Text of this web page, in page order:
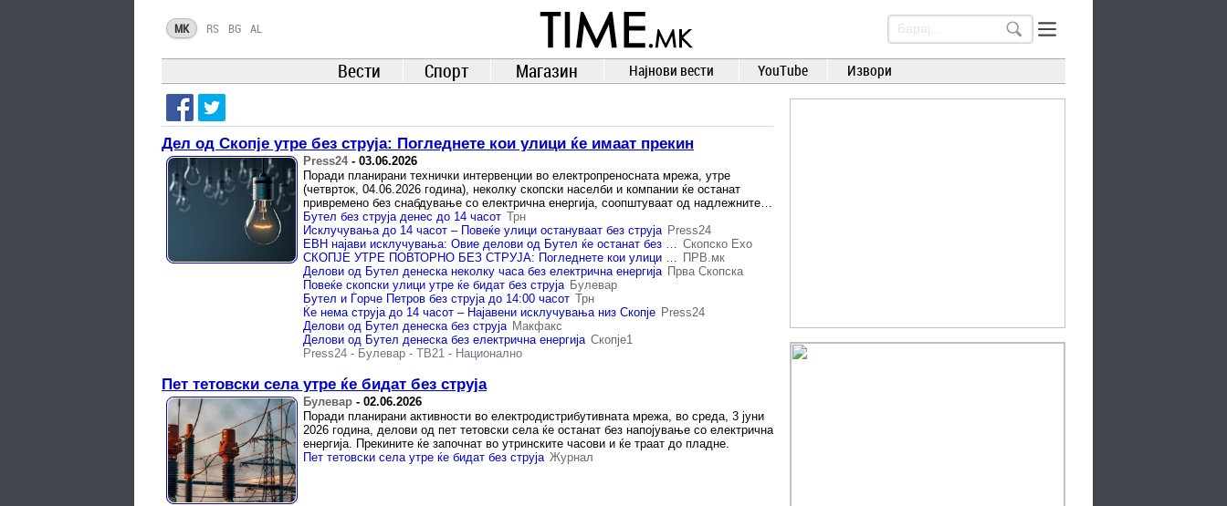
TIME.mk
ВЕСТИ
NEWS
MK RS BG AL
Вести Спорт Магазин Најнови вести YouTube Извори
Дел од Скопје утре без струја: Погледнете кои улици ќе имаат прекин
Press24- 03.06.2026
Поради планирани технички интервенции во електропреносната мрежа, утре
(четврток, 04.06.2026 година), неколку скопски населби и компании ќе останат
привремено без снабдување со електрична енергија, соопштуваат од надлежните…
Бутел без струја денес до 14 часот Трн
Исклучувања до 14 часот – Повеќе улици остануваат без струја Press24
ЕВН најави исклучувања: Овие делови од Бутел ќе останат без струја Скопско Ехо
СКОПЈЕ УТРЕ ПОВТОРНО БЕЗ СТРУЈА: Погледнете кои улици ќе имаат прекин! ПРВ.мк
Делови од Бутел денеска неколку часа без електрична енергија Прва Скопска
Повеќе скопски улици утре ќе бидат без струја Булевар
Бутел и Ѓорче Петров без струја до 14:00 часот Трн
Ќе нема струја до 14 часот – Најавени исклучувања низ Скопје Press24
Делови од Бутел денеска без струја Макфакс
Делови од Бутел денеска без електрична енергија Скопје1
Press24 - Булевар - ТВ21 - Национално
Пет тетовски села утре ќе бидат без струја
Булевар - 02.06.2026
Поради планирани активности во електродистрибутивната мрежа, во среда, 3 јуни
2026 година, делови од пет тетовски села ќе останат без напојување со електрична
енергија. Прекините ќе започнат во утринските часови и ќе траат до пладне.
Пет тетовски села утре ќе бидат без струја Журнал